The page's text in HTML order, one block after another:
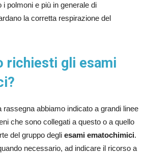
i polmoni e più in generale di
la corretta respirazione del
richiesti gli esami
abbiamo indicato a grandi linee
che sono collegati a questo o a quello
del gruppo degli esami ematochimici.
necessario, ad indicare il ricorso a